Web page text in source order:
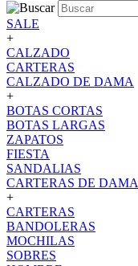
SALE
+
CALZADO
CARTERAS
CALZADO DE DAMA
+
BOTAS CORTAS
BOTAS LARGAS
ZAPATOS
FIESTA
SANDALIAS
CARTERAS DE DAMA
+
CARTERAS
BANDOLERAS
MOCHILAS
SOBRES